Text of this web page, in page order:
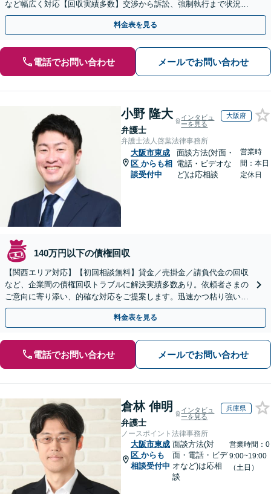
など幅広く対応【回収実績多数】交渉から訴訟、強制執行まで状況に
応じて的確に対応します
料金表を見る
電話でお問い合わせ メールでお問い合わせ
小野 隆大
弁護士
インタビュ
ーを見る
大阪府
弁護士法人啓葉法律事務所
大阪市東成
区 からも相
談受付中
面談方法(対面・
電話・ビデオな
ど)は応相談
営業時
間：本日
定休日
140万円以下の債権回収
【関西エリア対応】【初回相談無料】貸金／売掛金／請負代金の回収
など、企業間の債権回収トラブルに解決実績多数あり。依頼者さまの
ご意向に寄り添い、的確な対応をご提案します。迅速かつ粘り強い交
渉で、少しでも回収できるよう尽力します【土日祝対応可】
料金表を見る
電話でお問い合わせ メールでお問い合わせ
倉林 伸明
弁護士
インタビュ
ーを見る
兵庫県
ノースポイント法律事務所
大阪市東成
区 からも
相談受付中
面談方法(対
面・電話・ビデ
オなど)は応相
談
営業時間：0
9:00~19:00
（土日）